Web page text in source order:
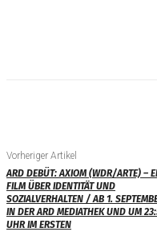
Vorheriger Artikel
ARD DEBÜT: AXIOM (WDR/ARTE) –
FILM ÜBER IDENTITÄT UND
SOZIALVERHALTEN / AB 1.
IN DER ARD MEDIATHEK UND UM
UHR IM ERSTEN